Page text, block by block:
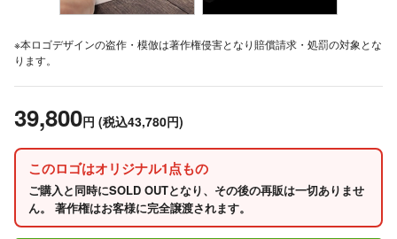
※本ロゴデザインの盗作・模倣は著作権侵害となり賠償請求・処罰の対象とな
ります。
39,800円 (税込43,780円)
このロゴはオリジナル1点もの
ご購入と同時にSOLD OUTとなり、その後の再販は一切ありませ
ん。 著作権はお客様に完全譲渡されます。